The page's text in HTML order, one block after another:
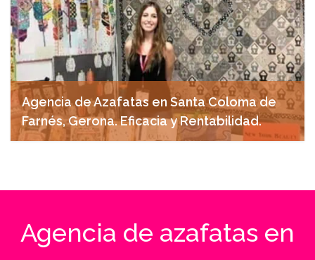
Agencia de Azafatas en Santa Coloma de
Farnés, Gerona. Eficacia y Rentabilidad.
Agencia de azafatas en